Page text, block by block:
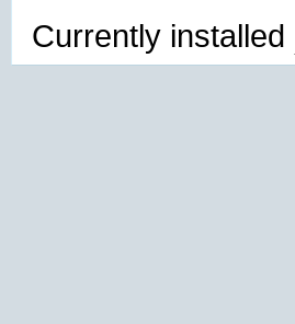
Currently installed